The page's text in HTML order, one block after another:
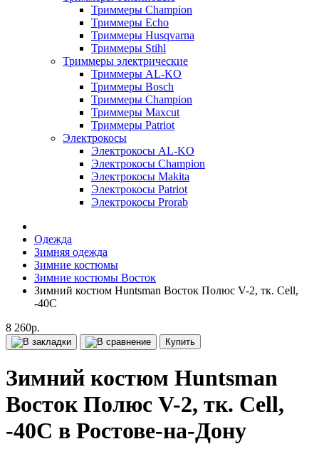
Триммеры Champion
Триммеры Echo
Триммеры Husqvarna
Триммеры Stihl
Триммеры электрические
Триммеры AL-KO
Триммеры Bosch
Триммеры Champion
Триммеры Maxcut
Триммеры Patriot
Электрокосы
Электрокосы AL-KO
Электрокосы Champion
Электрокосы Makita
Электрокосы Patriot
Электрокосы Prorab
Одежда
Зимняя одежда
Зимние костюмы
Зимние костюмы Восток
Зимний костюм Huntsman Восток Полюс V-2, тк. Cell,
-40С
8 260р.
Купить
Зимний костюм Huntsman
Восток Полюс V-2, тк. Cell,
-40С в Ростове-на-Дону